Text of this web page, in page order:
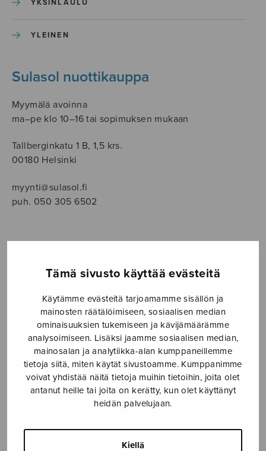
Tämä sivusto käyttää evästeitä
Käytämme evästeitä tarjoamamme sisällön ja
mainosten räätälöimiseen, sosiaalisen median
ominaisuuksien tukemiseen ja kävijämäärämme
analysoimiseen. Lisäksi jaamme sosiaalisen median,
mainosalan ja analytiikka-alan kumppaneillemme
tietoja siitä, miten käytät sivustoamme. Kumppanimme
voivat yhdistää näitä tietoja muihin tietoihin, joita olet
antanut heille tai joita on kerätty, kun olet käyttänyt
heidän palvelujaan.
Kiellä
YKSINLAULU
YLEINEN
Sulasol nuottikauppa
Myymälä avoinna
ma–pe klo 10–16 tai sopimuksen mukaan
Tallberginkatu 1 B, 1,5 krs.
00180 Helsinki
myynti@sulasol.fi
puh. 050 305 6502
Diskanttikuoro
Joululaulu
Joululaulu